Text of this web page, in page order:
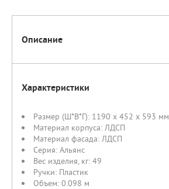
Описание
Характеристики
Размер (Ш*В*Г): 1190 x 452 x 593 мм
Материал корпуса: ЛДСП
Материал фасада: ЛДСП
Серия: Альянс
Вес изделия, кг: 49
Ручки: Пластик
Объем: 0.098 м